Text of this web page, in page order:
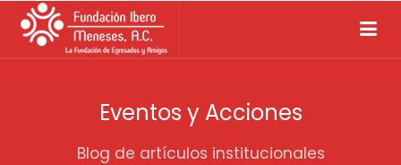
Eventos y Acciones
Blog de artículos institucionales